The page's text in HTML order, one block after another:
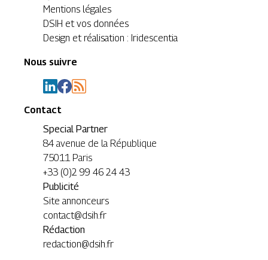
Mentions légales
DSIH et vos données
Design et réalisation : Iridescentia
Nous suivre
Contact
Special Partner
84 avenue de la République
75011 Paris
+33 (0)2 99 46 24 43
Publicité
Site annonceurs
contact@dsih.fr
Rédaction
redaction@dsih.fr